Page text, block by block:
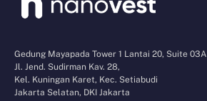
Gedung Mayapada Tower 1 Lantai 20, Suite 03A
Jl. Jend. Sudirman Kav. 28,
Kel. Kuningan Karet, Kec. Setiabudi
Jakarta Selatan, DKI Jakarta